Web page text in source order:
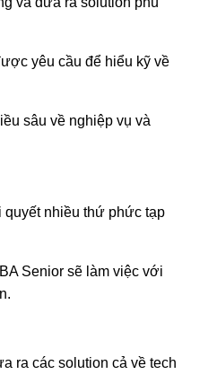
yêu cầu để hiểu kỹ về
sâu về nghiệp vụ và
nhiều thứ phức tạp
Senior sẽ làm việc với
ra các solution cả về tech